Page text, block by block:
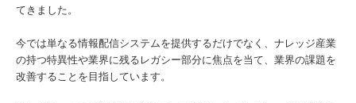
てきました。
今では単なる情報配信システムを提供するだけでなく、ナレッジ産業
の持つ特異性や業界に残るレガシー部分に焦点を当て、業界の課題を
改善することを目指しています。